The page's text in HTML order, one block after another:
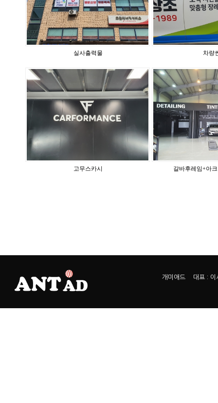
실사출력물 차량
고무스카시 갈바후레임+아
개미애드 대표 : 이